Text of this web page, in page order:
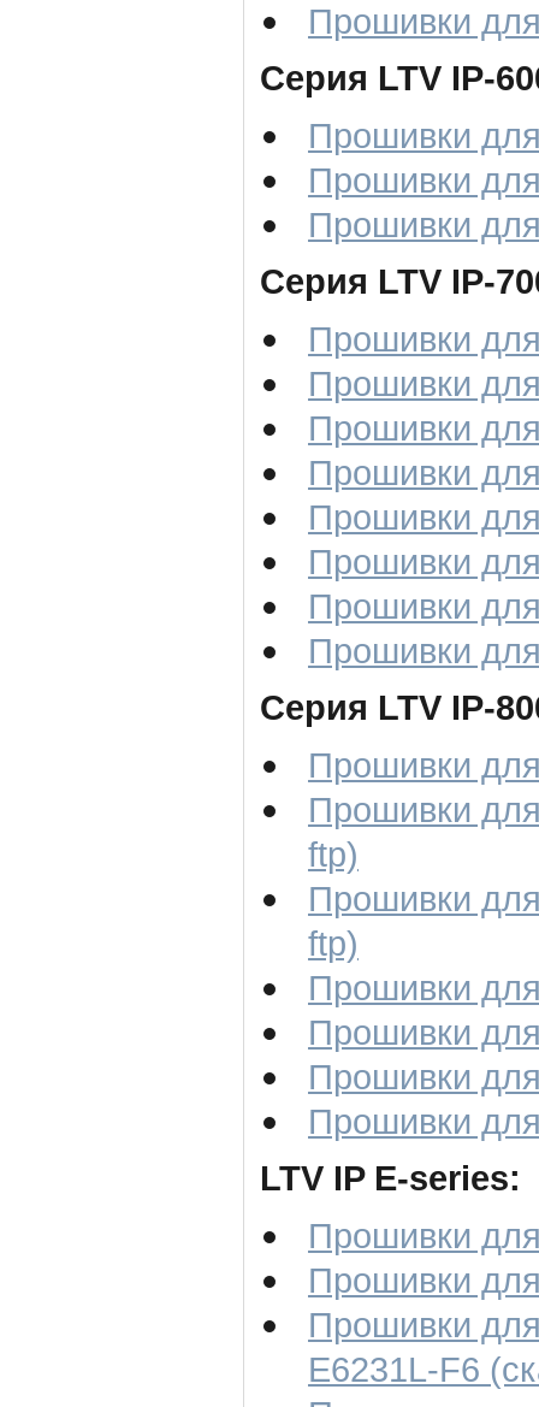
Прошивки
Серия LTV IP-
Прошивки
Прошивки
Прошивки
Серия LTV IP-
Прошивки
Прошивки
Прошивки
Прошивки
Прошивки
Прошивки
Прошивки
Прошивки
Серия LTV IP-
Прошивки
Прошивки
ftp)
Прошивки
ftp)
Прошивки
Прошивки
Прошивки
Прошивки
LTV IP E-series:
Прошивки
Прошивки
Прошивки
E6231L-F6